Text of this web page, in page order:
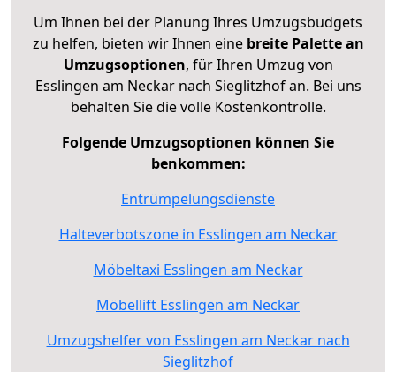
Um Ihnen bei der Planung Ihres Umzugsbudgets
zu helfen, bieten wir Ihnen eine breite Palette an
Umzugsoptionen, für Ihren Umzug von
Esslingen am Neckar nach Sieglitzhof an. Bei uns
behalten Sie die volle Kostenkontrolle.
Folgende Umzugsoptionen können Sie
benkommen:
Entrümpelungsdienste
Halteverbotszone in Esslingen am Neckar
Möbeltaxi Esslingen am Neckar
Möbellift Esslingen am Neckar
Umzugshelfer von Esslingen am Neckar nach
Sieglitzhof